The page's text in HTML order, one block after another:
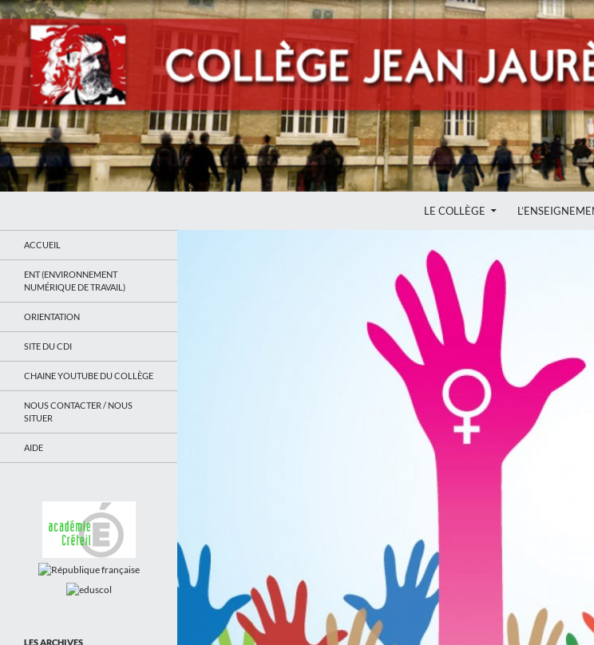
LE COLLÈGE
ACCUEIL
ENT (ENVIRONNEMENT
NUMÉRIQUE DE TRAVAIL)
ORIENTATION
SITE DU CDI
CHAINE YOUTUBE DU COLLÈGE
NOUS CONTACTER / NOUS
SITUER
AIDE
LES ARCHIVES